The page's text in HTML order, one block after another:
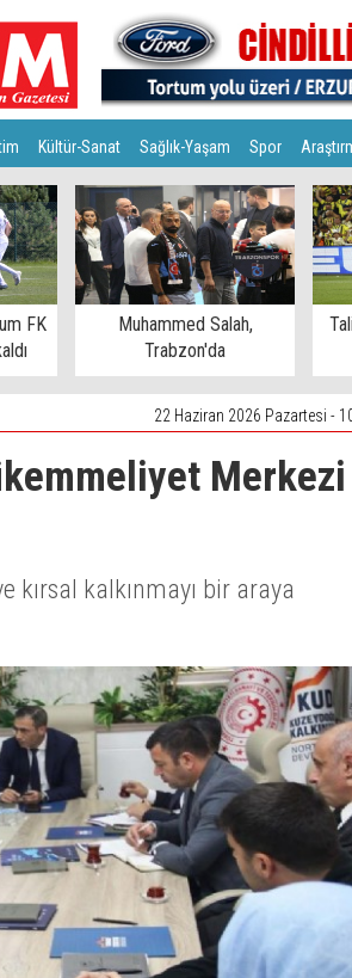
Kültür-Sanat Sağlık-Yaşam Spor
FK
Muhammed Salah,
Trabzon'da
22 Haziran 2026 Pazartesi -
Merkezi
kırsal kalkınmayı bir araya